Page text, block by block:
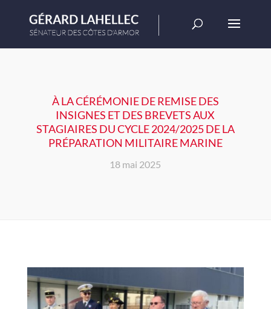
À LA CÉRÉMONIE DE REMISE DES
INSIGNES ET DES BREVETS AUX
STAGIAIRES DU CYCLE 2024/2025 DE LA
PRÉPARATION MILITAIRE MARINE
18 mai 2025